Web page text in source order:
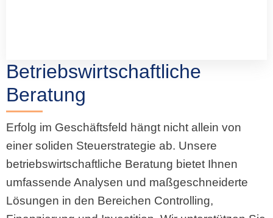
Betriebswirtschaftliche
Beratung
Erfolg im Geschäftsfeld hängt nicht allein von
einer soliden Steuerstrategie ab. Unsere
betriebswirtschaftliche Beratung bietet Ihnen
umfassende Analysen und maßgeschneiderte
Lösungen in den Bereichen Controlling,